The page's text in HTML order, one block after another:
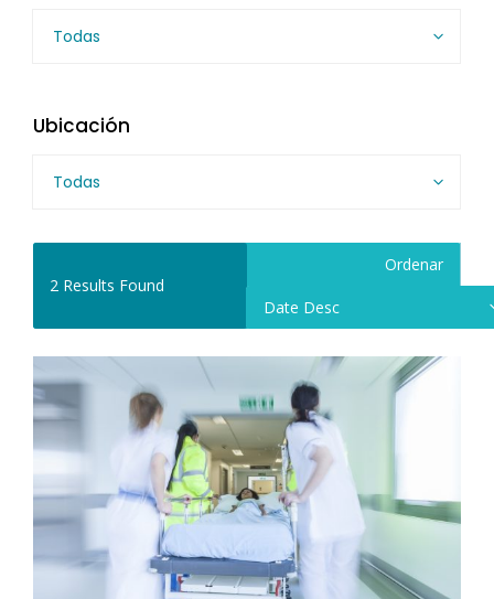
Todas
Ubicación
Todas
2 Results Found
Ordenar
Date Desc